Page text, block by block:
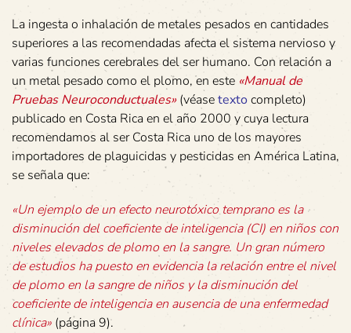
La ingesta o inhalación de metales pesados en cantidades
superiores a las recomendadas afecta el sistema nervioso y
varias funciones cerebrales del ser humano. Con relación a
un metal pesado como el plomo, en este «Manual de
Pruebas Neuroconductuales»(véasetexto completo)
publicado en Costa Rica en el año 2000 y cuya lectura
recomendamos al ser Costa Rica uno de los mayores
importadores de plaguicidas y pesticidas en América Latina,
se señala que:
«Un ejemplo de un efecto neurotóxico temprano es la
disminución del coeficiente de inteligencia (CI) en niños con
niveles elevados de plomo en la sangre. Un gran número
de estudios ha puesto en evidencia la relación entre el nivel
de plomo en la sangre de niños y la disminución del
coeficiente de inteligencia en ausencia de una enfermedad
clínica» (página 9).